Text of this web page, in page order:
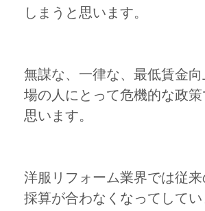
しまうと思います。
無謀な、一律な、最低賃金
場の人にとって危機的な政策
思います。
洋服リフォーム業界では従
採算が合わなくなってしてい